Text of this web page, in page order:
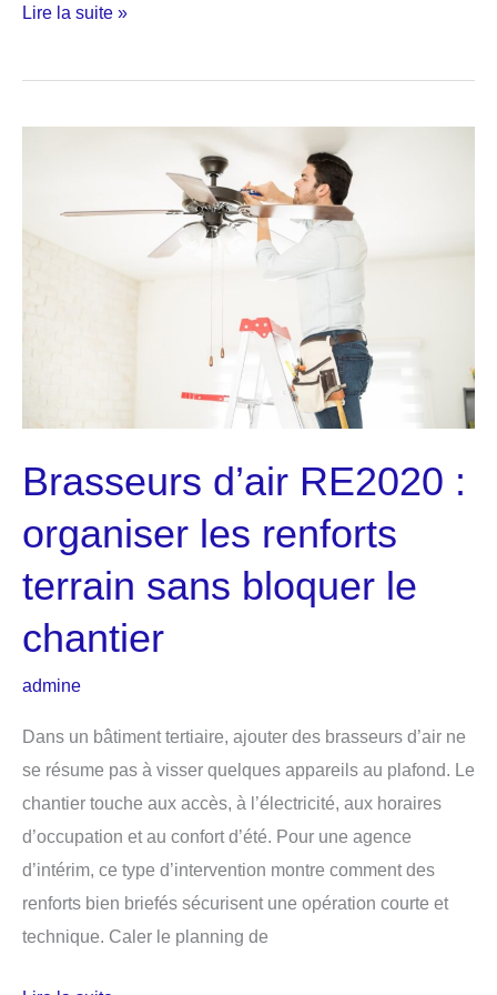
Brasseurs
RE2020
équipes
pic
Lire la suite »
Brasseurs d’air RE2020 :
organiser les renforts
terrain sans bloquer le
chantier
admine
Dans un bâtiment tertiaire, ajouter des brasseurs d’air ne
se résume pas à visser quelques appareils au plafond. Le
chantier touche aux accès, à l’électricité, aux horaires
d’occupation et au confort d’été. Pour une agence
d’intérim, ce type d’intervention montre comment des
renforts bien briefés sécurisent une opération courte et
technique. Caler le planning de